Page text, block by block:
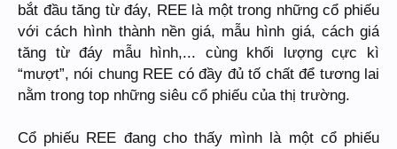
bắt đầu tăng từ đáy, REE là một trong những cổ phiếu
với cách hình thành nền giá, mẫu hình giá, cách giá
tăng từ đáy mẫu hình,... cùng khối lượng cực kì
“mượt”, nói chung REE có đầy đủ tố chất để tương lai
nằm trong top những siêu cổ phiếu của thị trường.
Cổ phiếu REE đang cho thấy mình là một cổ phiếu